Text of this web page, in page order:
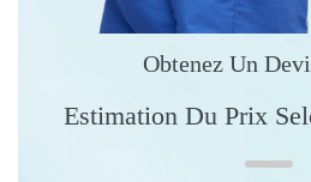
Obtenez Un
Estimation Du Prix